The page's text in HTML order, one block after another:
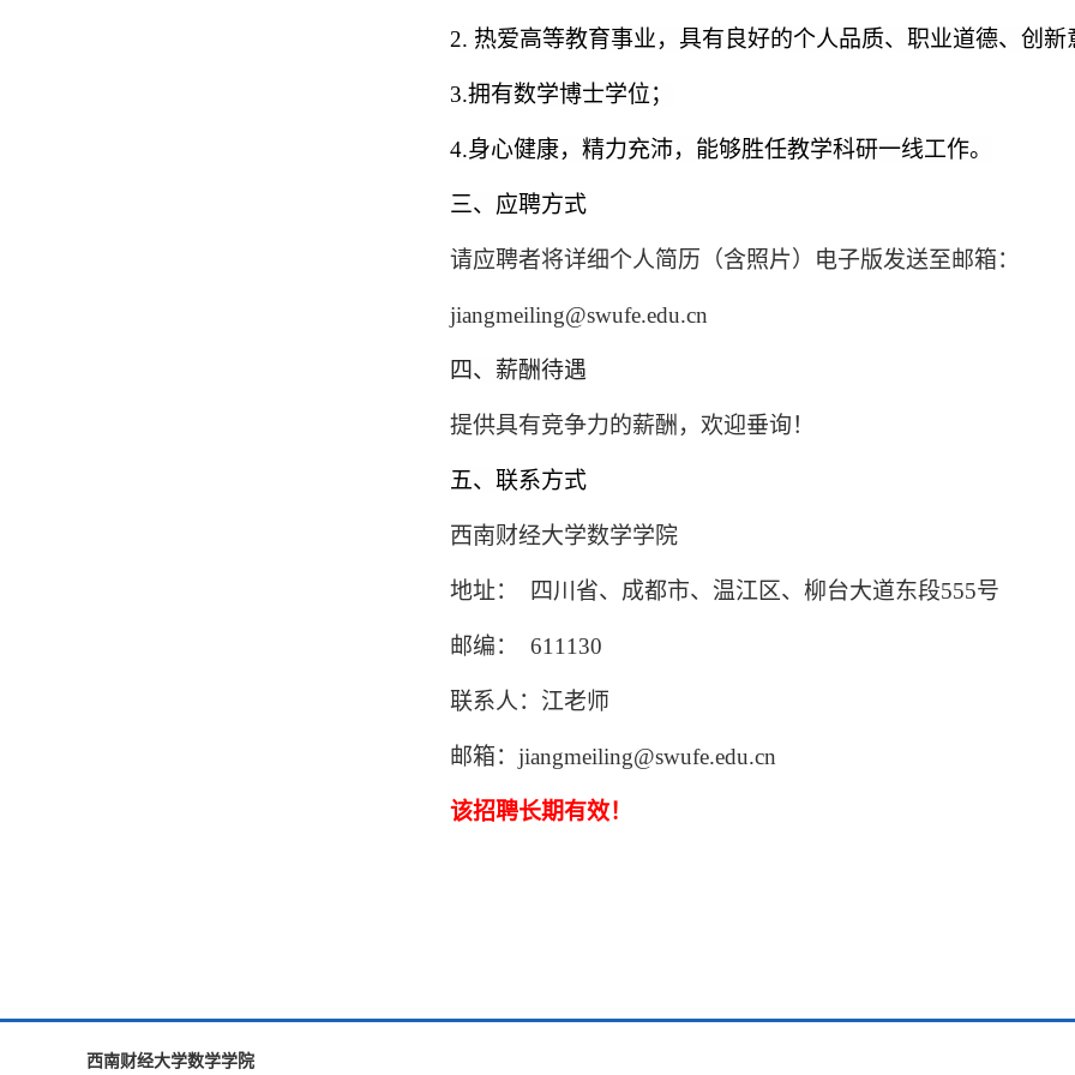
2. 热爱高等教育事业，具有良好的个人品质、职业道德、创新
3.拥有数学博士学位；
4.身心健康，精力充沛，能够胜任教学科研一线工作。
三、应聘方式
请应聘者将详细个人简历（含照片）电子版发送至邮箱：
jiangmeiling@swufe.edu.cn
四、薪酬待遇
提供具有竞争力的薪酬，欢迎垂询！
五、联系方式
西南财经大学数学学院
地址： 四川省、成都市、温江区、柳台大道东段555号
邮编： 611130
联系人：江老师
邮箱：jiangmeiling@swufe.edu.cn
该招聘长期有效！
西南财经大学数学学院